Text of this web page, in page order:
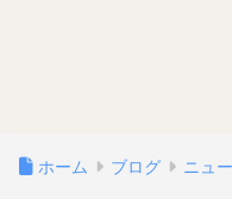
ホーム ブログ ニュ